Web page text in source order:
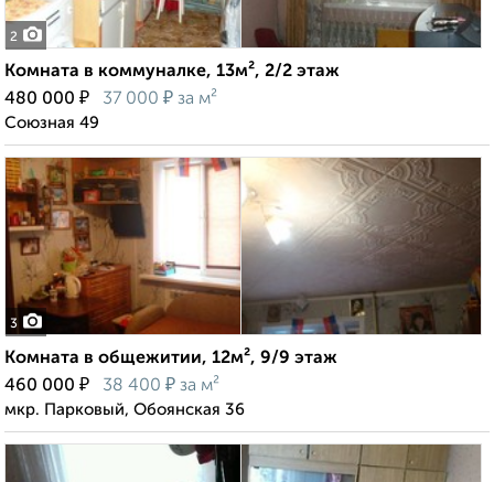
2
Комната в коммуналке, 13м², 2/2 этаж
480 000 ₽ 37 000 ₽ за м²
Союзная 49
3
Комната в общежитии, 12м², 9/9 этаж
460 000 ₽ 38 400 ₽ за м²
мкр. Парковый, Обоянская 36